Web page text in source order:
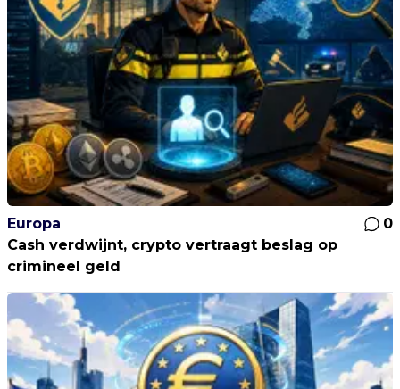
Europa
0
Cash verdwijnt, crypto vertraagt beslag op
crimineel geld